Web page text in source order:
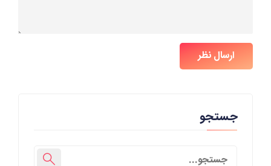
ارسال نظر
جستجو